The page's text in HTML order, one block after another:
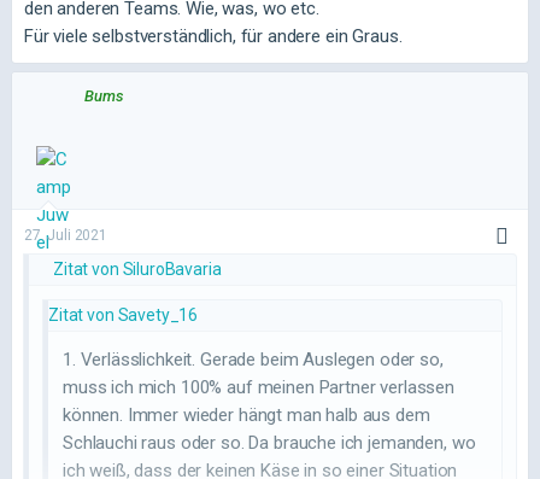
den anderen Teams. Wie, was, wo etc.
Für viele selbstverständlich, für andere ein Graus.
Bums
27. Juli 2021
Zitat von SiluroBavaria
Zitat von Savety_16
1. Verlässlichkeit. Gerade beim Auslegen oder so,
muss ich mich 100% auf meinen Partner verlassen
können. Immer wieder hängt man halb aus dem
Schlauchi raus oder so. Da brauche ich jemanden, wo
ich weiß, dass der keinen Käse in so einer Situation